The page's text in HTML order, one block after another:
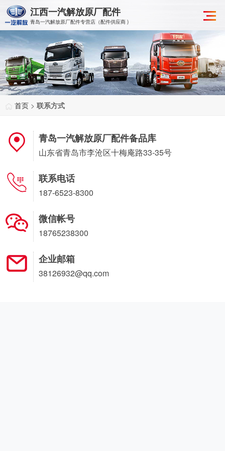
江西一汽解放原厂配件
青岛一汽解放原厂配件专营店（配件供应商 )
首页 > 联系方式
青岛一汽解放原厂配件备品库
山东省青岛市李沧区十梅庵路33-35号
联系电话
187-6523-8300
微信帐号
18765238300
企业邮箱
38126932@qq.com